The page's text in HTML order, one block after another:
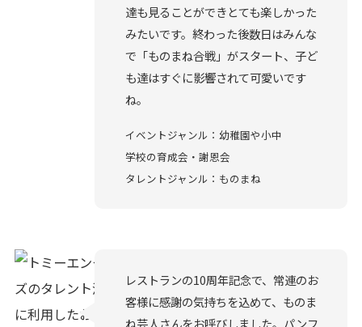
達も見ることができとても楽しかった
みたいです。終わった後数日はみんな
で「ものまね合戦」がスタート、子ど
も達はすぐに影響されて可愛いです
ね。
イベントジャンル：幼稚園や小中
学校の育成会・謝恩会
タレントジャンル：ものまね
レストランの10周年記念で、常連のお
客様に感謝の気持ちを込めて、ものま
ね芸人さんをお呼びしました。パンフ